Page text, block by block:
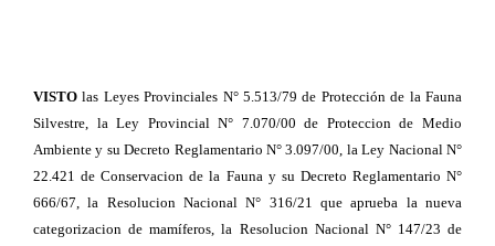
VISTOlas Leyes Provinciales N° 5.513/79 de Protección de la Fauna
Silvestre, la Ley Provincial N° 7.070/00 de Proteccion de Medio
Ambiente y su Decreto Reglamentario N° 3.097/00, la Ley Nacional N°
22.421 de Conservacion de la Fauna y su Decreto Reglamentario N°
666/67, la Resolucion Nacional N° 316/21 que aprueba la nueva
categorizacion de mamíferos, la Resolucion Nacional N° 147/23 de